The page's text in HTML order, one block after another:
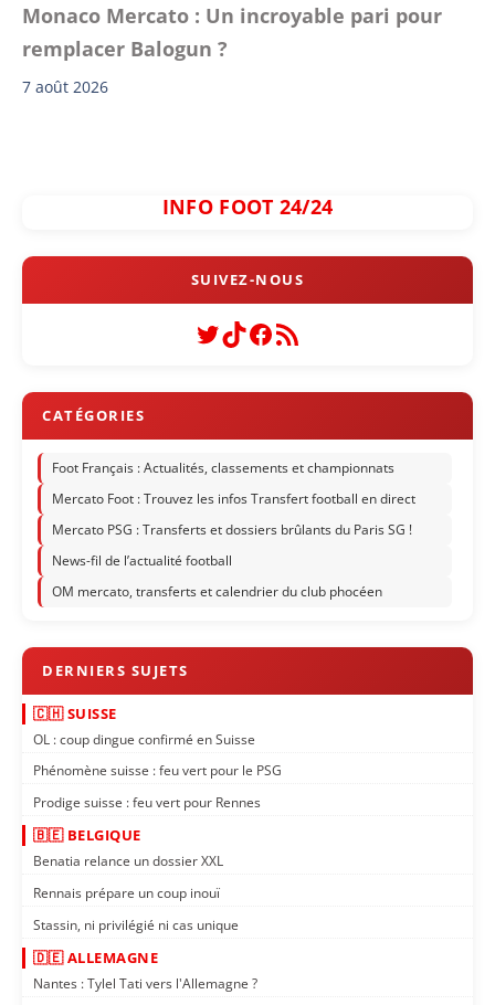
Monaco Mercato : Un incroyable pari pour
remplacer Balogun ?
7 août 2026
INFO FOOT 24/24
Twitter
TikTok
Facebook
Flux RSS
Foot Français : Actualités, classements et championnats
Mercato Foot : Trouvez les infos Transfert football en direct
Mercato PSG : Transferts et dossiers brûlants du Paris SG !
News-fil de l’actualité football
OM mercato, transferts et calendrier du club phocéen
🇨🇭 SUISSE
OL : coup dingue confirmé en Suisse
Phénomène suisse : feu vert pour le PSG
Prodige suisse : feu vert pour Rennes
🇧🇪 BELGIQUE
Benatia relance un dossier XXL
Rennais prépare un coup inouï
Stassin, ni privilégié ni cas unique
🇩🇪 ALLEMAGNE
Nantes : Tylel Tati vers l'Allemagne ?